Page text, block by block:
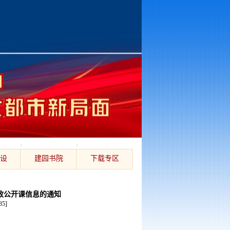
建园书院 下载专区
公开课信息的通知
]